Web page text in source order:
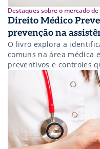
Destaques sobre o mercado
Direito Médico
prevenção na
O livro explora a
comuns na área médica
preventivos e controles
de saúde e pacientes